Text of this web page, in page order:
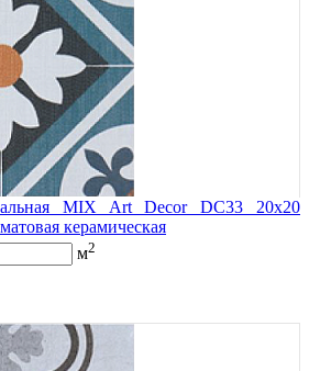
MIX Art Decor DC33 20x20
керамическая
м2